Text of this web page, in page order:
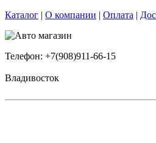
Каталог | О компании | Оплата |
Телефон: +7(908)911-66-15
Владивосток